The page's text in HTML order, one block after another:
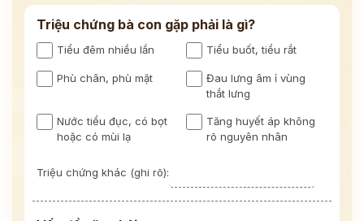
Triệu chứng bà con gặp phải là gì?
Tiểu đêm nhiều lần Tiểu buốt, tiểu rắt
Phù chân, phù mặt
Đau lưng âm ỉ vùng
thắt lưng
Nước tiểu đục, có bọt
hoặc có mùi lạ
Tăng huyết áp không
rõ nguyên nhân
Triệu chứng khác (ghi rõ):